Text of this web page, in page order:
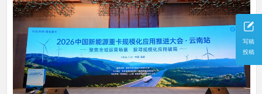
写稿
投稿